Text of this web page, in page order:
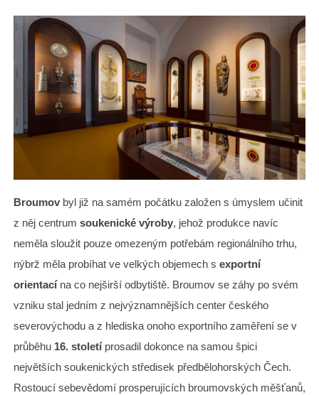
Broumov byl již na samém počátku založen s úmyslem učinit
z něj centrum soukenické výroby, jehož produkce navíc
neměla sloužit pouze omezeným potřebám regionálního trhu,
nýbrž měla probíhat ve velkých objemech s exportní
orientacína co nejširší odbytiště. Broumov se záhy po svém
vzniku stal jedním z nejvýznamnějších center českého
severovýchodu a z hlediska onoho exportního zaměření se v
průběhu 16. stoletíprosadil dokonce na samou špici
největších soukenických středisek předbělohorských Čech.
Rostoucí sebevědomí prosperujících broumovských měšťanů,